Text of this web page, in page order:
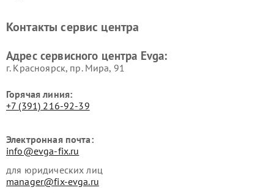
Контакты сервис центра
Адрес сервисного центра Evga:
г. Красноярск, ​пр. Мира, 91
Горячая линия:
+7 (391) 216-92-39
Электронная почта:
info@evga-fix.ru
для юридических лиц
manager@fix-evga.ru